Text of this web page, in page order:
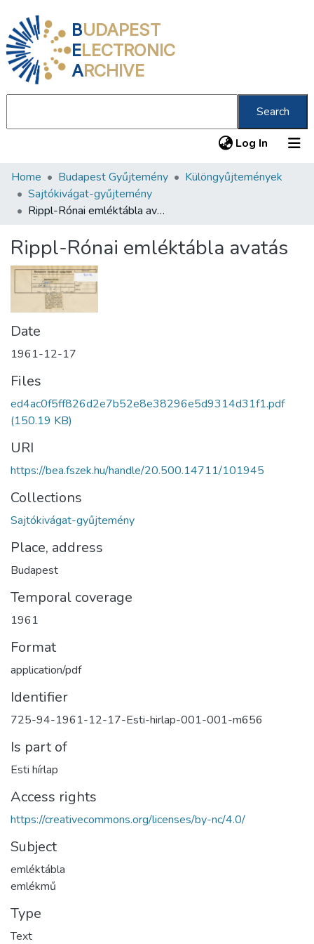
BUDAPEST
ELECTRONIC
ARCHIVE
Search
Log In (current)
Communities & Collections
All of DSpace
About us
Home Budapest Gyűjtemény
Különgyűjtemények
Sajtókivágat-gyűjtemény
Rippl-Rónai emléktábla avatás
Rippl-Rónai emléktábla avatás
Date
1961-12-17
Files
ed4ac0f5ff826d2e7b52e8e38296e5d9314d31f1.pdf
(150.19 KB)
URI
https://bea.fszek.hu/handle/20.500.14711/101945
Collections
Sajtókivágat-gyűjtemény
Place, address
Budapest
Temporal coverage
1961
Format
application/pdf
Identifier
725-94-1961-12-17-Esti-hirlap-001-001-m656
Is part of
Esti hírlap
Access rights
https://creativecommons.org/licenses/by-nc/4.0/
Subject
emléktábla
emlékmű
Type
Text